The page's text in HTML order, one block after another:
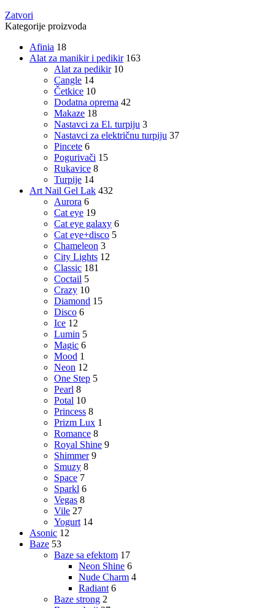
Zatvori
Kategorije proizvoda
Afinia 18
Alat za manikir i pedikir 163
Alat za pedikir 10
Cangle 14
Četkice 10
Dodatna oprema 42
Makaze 18
Nastavci za El. turpiju 3
Nastavci za električnu turpiju 37
Pincete 6
Pogurivači 15
Rukavice 8
Turpije 14
Art Nail Gel Lak 432
Aurora 6
Cat eye 19
Cat eye galaxy 6
Cat eye+disco 5
Chameleon 3
City Lights 12
Classic 181
Coctail 5
Crazy 10
Diamond 15
Disco 6
Ice 12
Lumin 5
Magic 6
Mood 1
Neon 12
One Step 5
Pearl 8
Potal 10
Princess 8
Prizm Lux 1
Romance 8
Royal Shine 9
Shimmer 9
Smuzy 8
Space 7
Sparkl 6
Vegas 8
Vile 27
Yogurt 14
Asonic 12
Baze 53
Baze sa efektom 17
Neon Shine 6
Nude Charm 4
Radiant 6
Baze strong 2